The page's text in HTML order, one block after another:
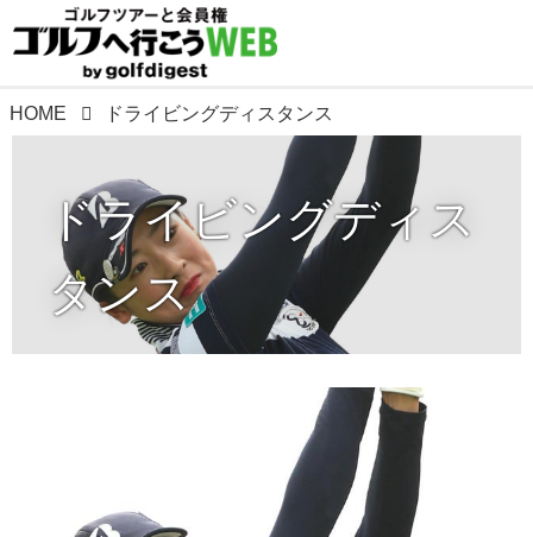
HOME ドライビングディスタンス
ドライビングディス
タンス